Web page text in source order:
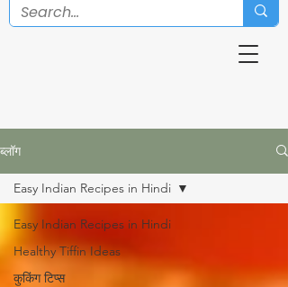
ब्लॉग
Easy Indian Recipes in Hindi
Healthy Tiffin Ideas
कुकिंग टिप्स
Easy Indian Recipes in Hindi